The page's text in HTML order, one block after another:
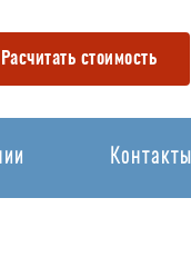
Расчитать стоимость
Контакты